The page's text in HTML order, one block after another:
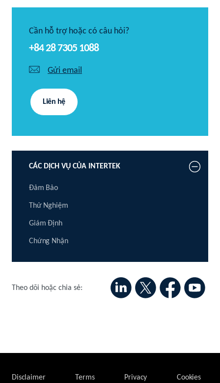
Cần hỗ trợ hoặc có câu hỏi?
+84 28 7305 1088
Gửi email
Liên hệ
CÁC DỊCH VỤ CỦA INTERTEK
Đảm Bảo
Thử Nghiệm
Giám Định
Chứng Nhận
Theo dõi hoặc chia sẻ:
Disclaimer Terms Privacy Cookies